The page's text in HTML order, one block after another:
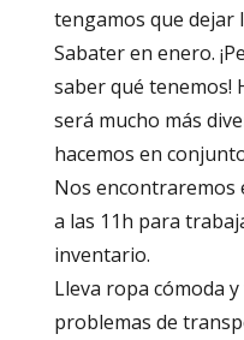
tengamos que dejar
Sabater en enero.
saber qué tenemos!
será mucho más
hacemos en
Nos encontraremos
a las 11h para
inventario.
Lleva ropa cómoda
problemas de